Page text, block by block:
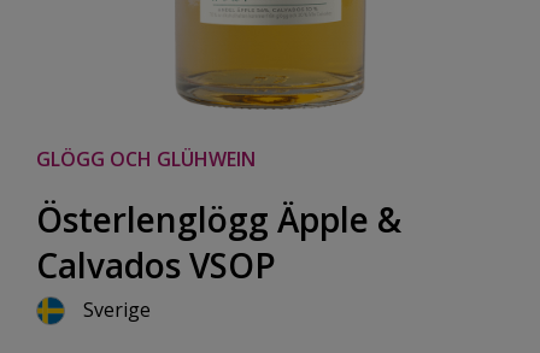
GLÖGG OCH GLÜHWEIN
Österlenglögg Äpple &
Calvados VSOP
Sverige